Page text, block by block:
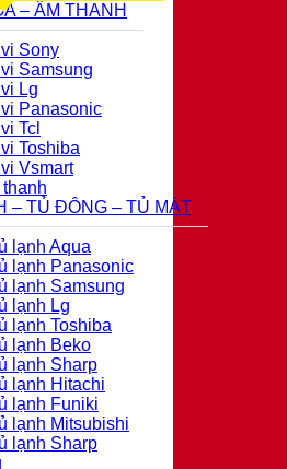
– ÂM THANH
Sony
Samsung
Lg
Panasonic
Tcl
Toshiba
Vsmart
– TỦ ĐÔNG – TỦ MÁT
lạnh Aqua
lạnh Panasonic
lạnh Samsung
lạnh Lg
lạnh Toshiba
lạnh Beko
lạnh Sharp
lạnh Hitachi
lạnh Funiki
lạnh Mitsubishi
lạnh Sharp